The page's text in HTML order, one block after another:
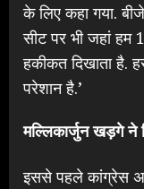
के लिए कहा गया.
सीट पर भी जहां हम
हकीकत दिखाता है.
परेशान है.’
मल्लिकार्जुन खड़गे ने
इससे पहले कांग्रेस